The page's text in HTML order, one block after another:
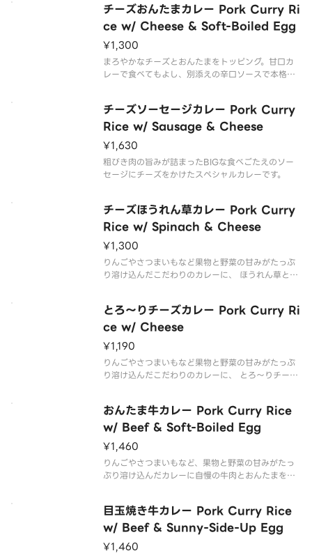
チーズおんたまカレー Pork Curry Ri
ce w/ Cheese & Soft-Boiled Egg
¥1,300
まろやかなチーズとおんたまをトッピング。甘口カ
レーで食べてもよし、別添えの辛口ソースで本格ス
チーズソーセージカレー Pork Curry
Rice w/ Sausage & Cheese
¥1,630
粗びき肉の旨みが詰まったBIGな食べごたえのソー
セージにチーズをかけたスペシャルカレーです。
チーズほうれん草カレー Pork Curry
Rice w/ Spinach & Cheese
¥1,300
りんごやさつまいもなど果物と野菜の甘みがたっぷ
り溶け込んだこだわりのカレーに、 ほうれん草と、
とろ～りチーズカレー Pork Curry Ri
ce w/ Cheese
¥1,190
りんごやさつまいもなど果物と野菜の甘みがたっぷ
り溶け込んだこだわりのカレーに、 とろ〜りチーズ
おんたま牛カレー Pork Curry Rice
w/ Beef & Soft-Boiled Egg
¥1,460
りんごやさつまいもなど、果物と野菜の甘みがたっ
ぷり溶け込んだカレーに自慢の牛肉とおんたまをト
目玉焼き牛カレー Pork Curry Rice
w/ Beef & Sunny-Side-Up Egg
¥1,460